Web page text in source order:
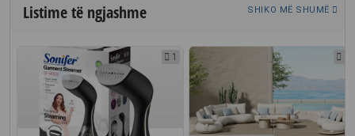
Listime të ngjashme SHIKO MË SHUMË
1